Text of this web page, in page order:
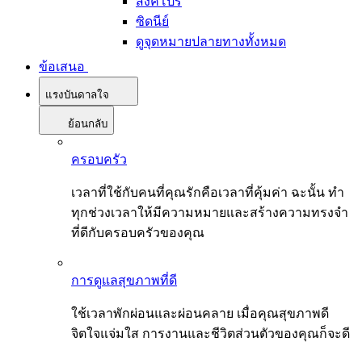
ซิดนีย์
ดูจุดหมายปลายทางทั้งหมด
ข้อเสนอ
แรงบันดาลใจ
ย้อนกลับ
ครอบครัว
เวลาที่ใช้กับคนที่คุณรักคือเวลาที่คุ้มค่า ฉะนั้น ทำ
ทุกช่วงเวลาให้มีความหมายและสร้างความทรงจำ
ที่ดีกับครอบครัวของคุณ
การดูแลสุขภาพที่ดี
ใช้เวลาพักผ่อนและผ่อนคลาย เมื่อคุณสุขภาพดี
จิตใจแจ่มใส การงานและชีวิตส่วนตัวของคุณก็จะดี